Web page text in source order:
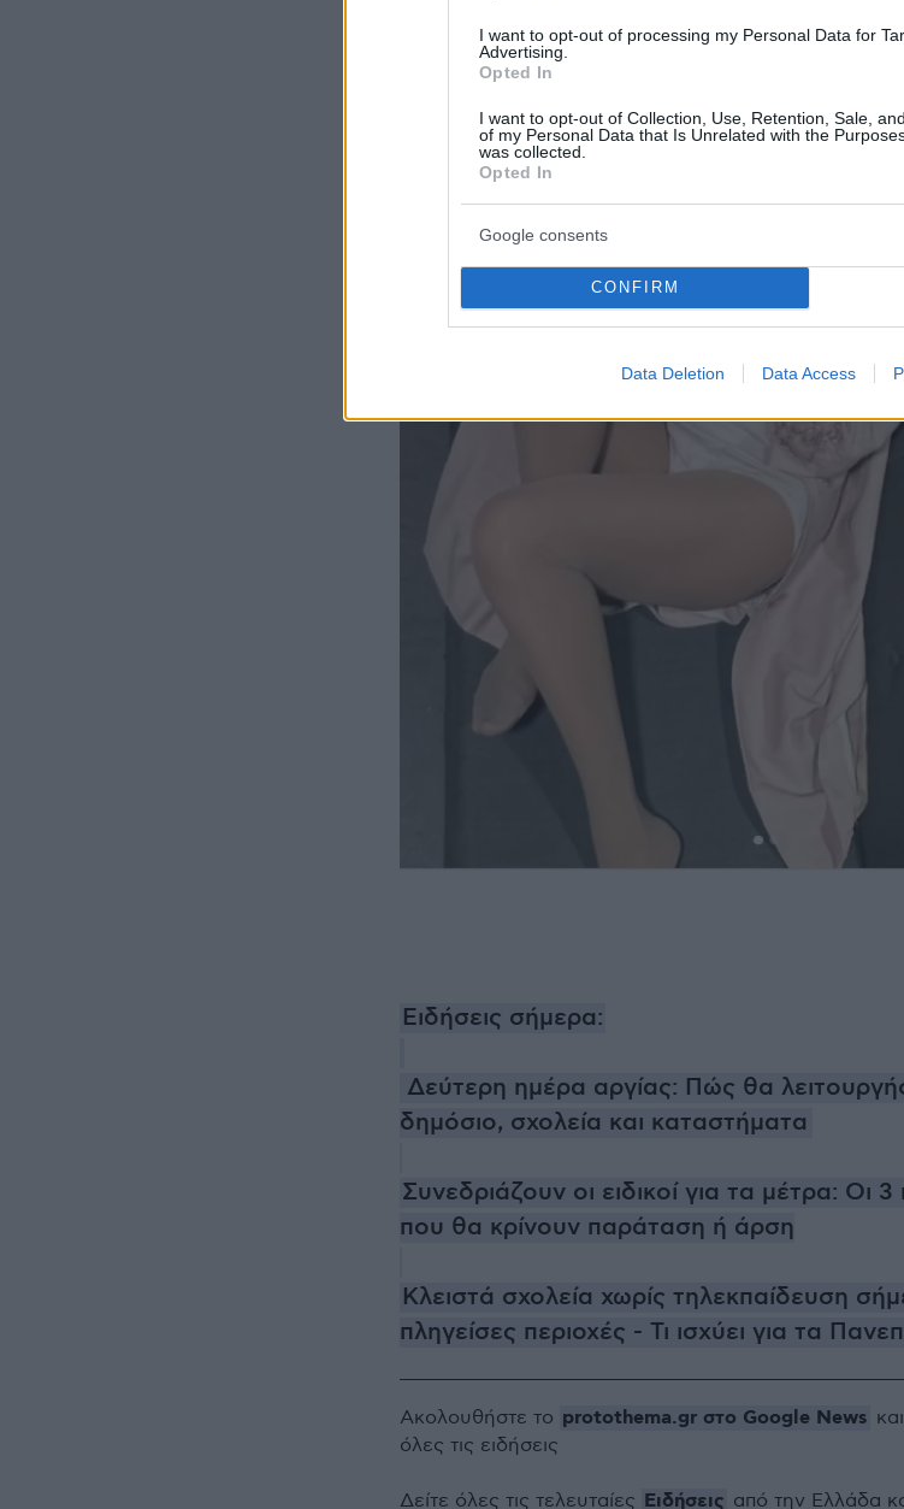
I want to opt-out of processing my Personal Data for
Advertising.
Opted In
I want to opt-out of Collection, Use, Retention, Sale,
of my Personal Data that Is Unrelated with the
was collected.
Opted In
Google consents
CONFIRM
Data Deletion Data Access
Ειδήσεις σήμερα:
Δεύτερη ημέρα αργίας: Πώς θα
δημόσιο, σχολεία και καταστήματα
Συνεδριάζουν οι ειδικοί για τα μέτρα: Οι
που θα κρίνουν παράταση ή άρση
Κλειστά σχολεία χωρίς τηλεκπαίδευση
πληγείσες περιοχές - Τι ισχύει για τα
Ακολουθήστε το protothema.gr στο Google News
όλες τις ειδήσεις
Δείτε όλες τις τελευταίες Ειδήσεις από την Ελλάδα